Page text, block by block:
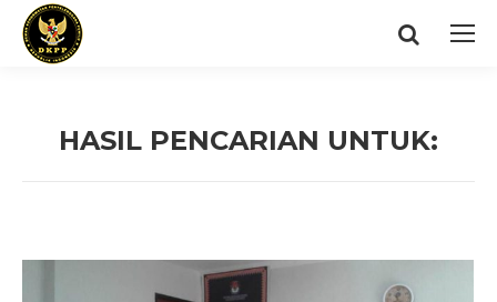
Search:
HASIL PENCARIAN UNTUK: